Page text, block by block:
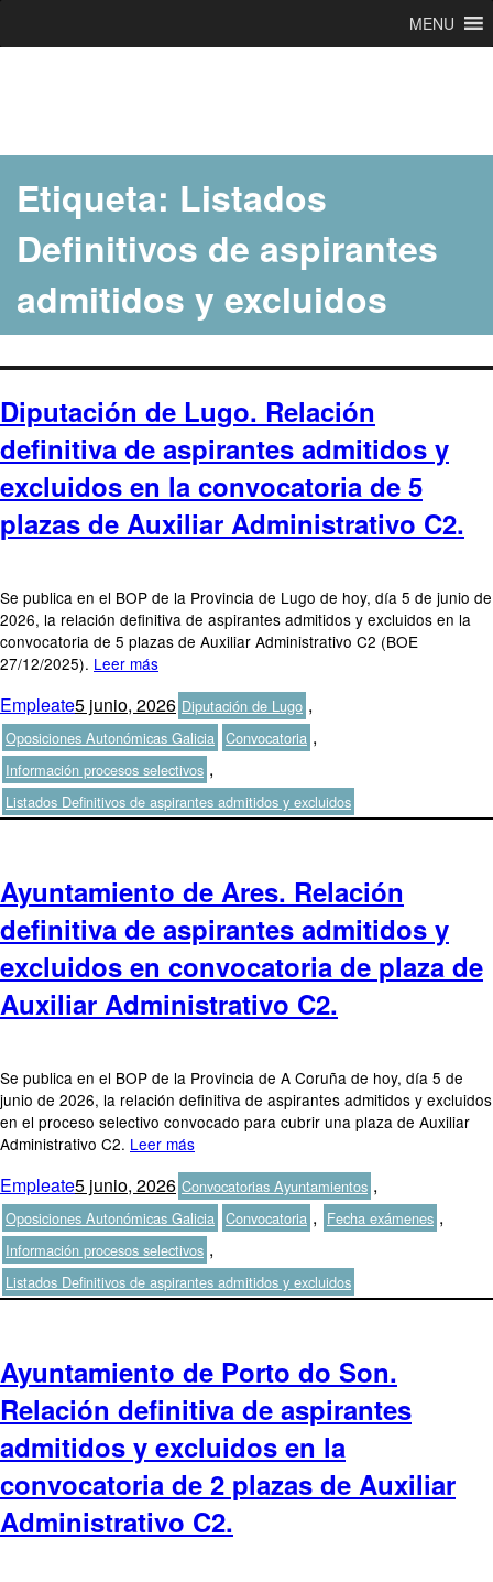
contenido
MENU
Etiqueta: Listados
Definitivos de aspirantes
admitidos y excluidos
Diputación de Lugo. Relación
definitiva de aspirantes admitidos y
excluidos en la convocatoria de 5
plazas de Auxiliar Administrativo C2.
Se publica en el BOP de la Provincia de Lugo de hoy, día 5 de junio de
2026, la relación definitiva de aspirantes admitidos y excluidos en la
convocatoria de 5 plazas de Auxiliar Administrativo C2 (BOE
27/12/2025). Leer más
Autor
EmpleatePublicado
el
5 junio, 2026Categorías
Diputación de Lugo ,
Oposiciones Autonómicas Galicia Etiquetas
Convocatoria ,
Información procesos selectivos ,
Listados Definitivos de aspirantes admitidos y excluidos
Ayuntamiento de Ares. Relación
definitiva de aspirantes admitidos y
excluidos en convocatoria de plaza de
Auxiliar Administrativo C2.
Se publica en el BOP de la Provincia de A Coruña de hoy, día 5 de
junio de 2026, la relación definitiva de aspirantes admitidos y excluidos
en el proceso selectivo convocado para cubrir una plaza de Auxiliar
Administrativo C2. Leer más
Autor
EmpleatePublicado
el
5 junio, 2026Categorías
Convocatorias Ayuntamientos ,
Oposiciones Autonómicas Galicia Etiquetas
Convocatoria , Fecha exámenes ,
Información procesos selectivos ,
Listados Definitivos de aspirantes admitidos y excluidos
Ayuntamiento de Porto do Son.
Relación definitiva de aspirantes
admitidos y excluidos en la
convocatoria de 2 plazas de Auxiliar
Administrativo C2.